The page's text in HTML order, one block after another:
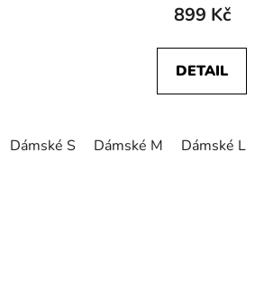
899 Kč
DETAIL
Dámské S Dámské M Dámské L